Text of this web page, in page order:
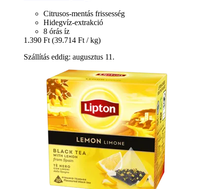
Citrusos-mentás frissesség
Hidegvíz-extrakció
8 órás íz
1.390 Ft (39.714 Ft / kg)
Szállítás eddig: augusztus 11.